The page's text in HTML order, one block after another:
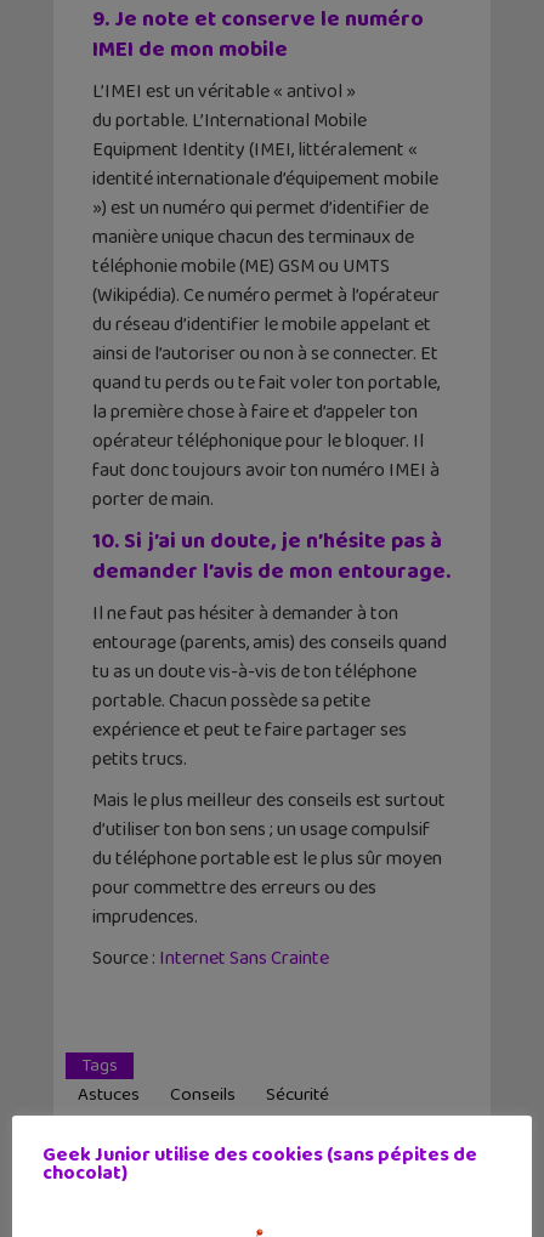
9. Je note et conserve le numéro
IMEI de mon mobile
L’IMEI est un véritable « antivol »
du portable. L’International Mobile
Equipment Identity (IMEI, littéralement «
identité internationale d’équipement mobile
») est un numéro qui permet d’identifier de
manière unique chacun des terminaux de
téléphonie mobile (ME) GSM ou UMTS
(Wikipédia). Ce numéro permet à l’opérateur
du réseau d’identifier le mobile appelant et
ainsi de l’autoriser ou non à se connecter. Et
quand tu perds ou te fait voler ton portable,
la première chose à faire et d’appeler ton
opérateur téléphonique pour le bloquer. Il
faut donc toujours avoir ton numéro IMEI à
porter de main.
10. Si j’ai un doute, je n’hésite pas à
demander l’avis de mon entourage.
Il ne faut pas hésiter à demander à ton
entourage (parents, amis) des conseils quand
tu as un doute vis-à-vis de ton téléphone
portable. Chacun possède sa petite
expérience et peut te faire partager ses
petits trucs.
Mais le plus meilleur des conseils est surtout
d’utiliser ton bon sens ; un usage compulsif
du téléphone portable est le plus sûr moyen
pour commettre des erreurs ou des
imprudences.
Source : Internet Sans Crainte
Tags
Astuces
Conseils
Sécurité
Geek Junior utilise des cookies (sans pépites de
chocolat)